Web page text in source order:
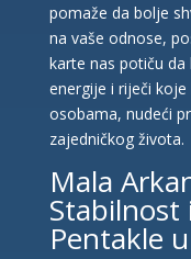
pomaže da bolje
na vaše odnose,
karte nas potiču
energije i riječi
osobama, nudeći
zajedničkog života.
Mala
Stabilnost
Pentakle